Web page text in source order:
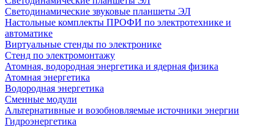
Светодинамические звуковые планшеты ЭЛ
Настольные комплекты ПРОФИ по электротехнике и
автоматике
Виртуальные стенды по электронике
Стенд по электромонтажу
Атомная, водородная энергетика и ядерная физика
Атомная энергетика
Водородная энергетика
Сменные модули
Альтернативные и возобновляемые источники энергии
Гидроэнергетика